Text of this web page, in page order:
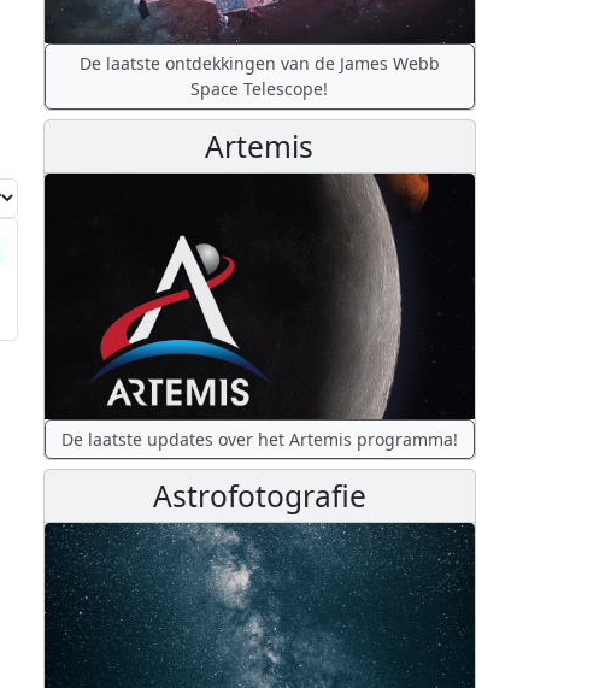
De laatste ontdekkingen van de James Webb
Space Telescope!
Artemis
De laatste updates over het Artemis programma!
Astrofotografie